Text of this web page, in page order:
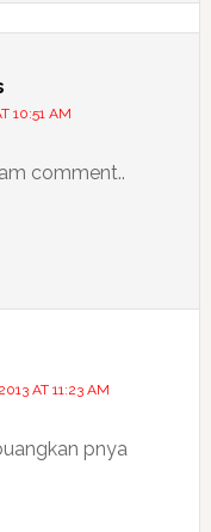
10:51 AM
comment..
AT 11:23 AM
pnya